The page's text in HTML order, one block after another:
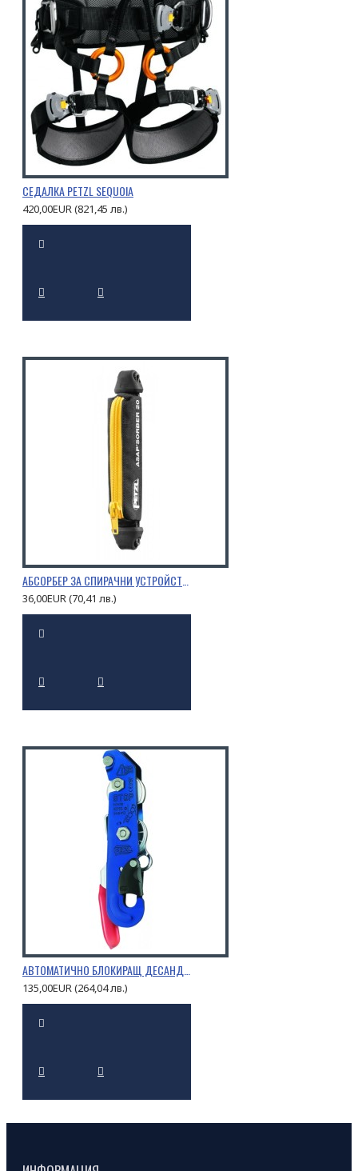
СЕДАЛКА PETZL SEQUOIA
420,00EUR (821,45 лв.)
АБСОРБЕР ЗА СПИРАЧНИ УСТРОЙСТВА PETZL ASAP’SORBER
36,00EUR (70,41 лв.)
АВТОМАТИЧНО БЛОКИРАЩ ДЕСАНДЬОР STOP
135,00EUR (264,04 лв.)